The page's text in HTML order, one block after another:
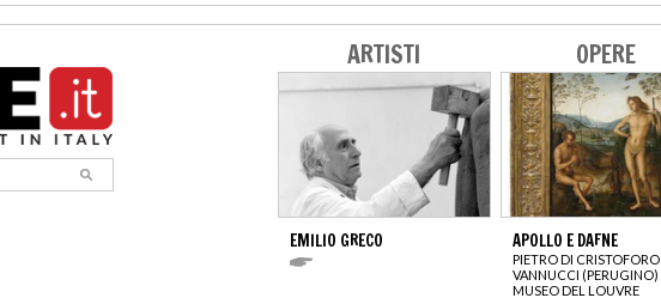
ARTISTI
EMILIO GRECO
OPERE
APOLLO E DAFNE
PIETRO DI CRISTOFORO
VANNUCCI (PERUGINO)
MUSEO DEL LOUVRE